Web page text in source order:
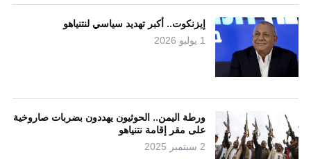
إيزنكوت.. أكبر تهديد سياسي لنتنياهو
1 يوليو 2026
ورطة اليمن.. الحوثيون يهددون بضربات صاروخية
على مقر إقامة نتنياهو
2 سبتمبر 2025